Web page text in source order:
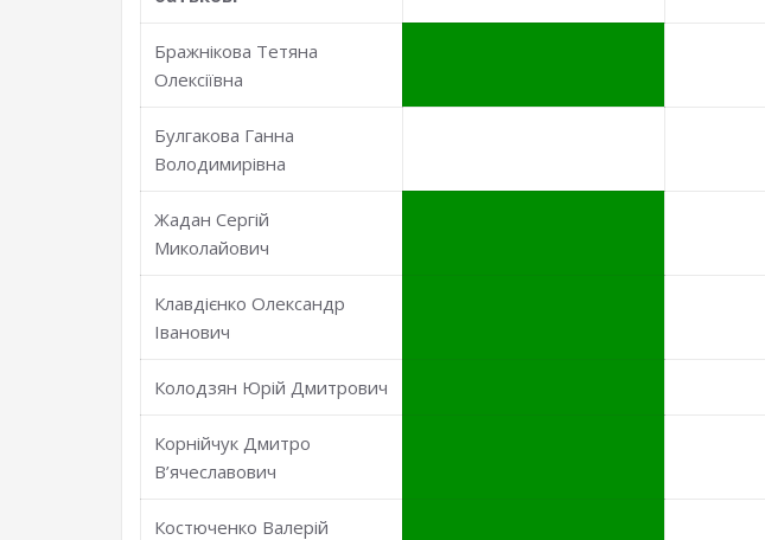
Бражнікова Тетяна
Олексіївна
Булгакова Ганна
Володимирівна
Жадан Сергій
Миколайович
Клавдієнко Олександр
Іванович
Колодзян Юрій Дмитрович
Корнійчук Дмитро
В’ячеславович
Костюченко Валерій